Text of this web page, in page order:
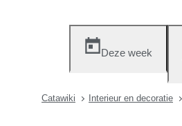
Deze week
Catawiki Interieur en decoratie